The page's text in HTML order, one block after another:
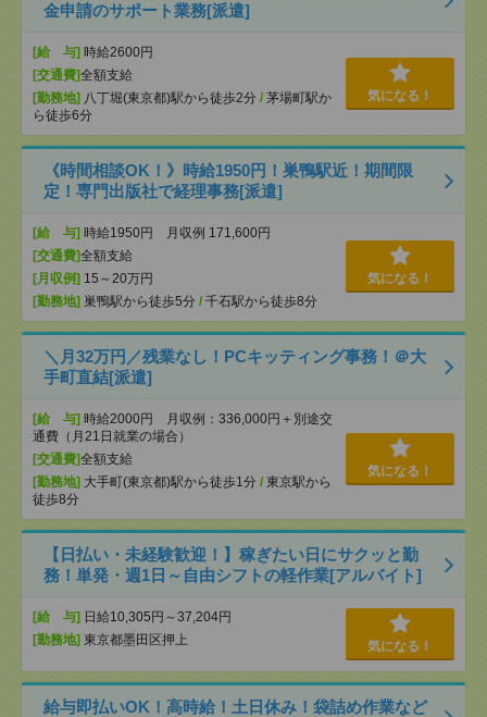
金申請のサポート業務[派遣]
[給 与] 時給2600円
[交通費]全額支給
[勤務地] 八丁堀(東京都)駅から徒歩2分 / 茅場町駅か
ら徒歩6分
気になる！
《時間相談OK！》時給1950円！巣鴨駅近！期間限
定！専門出版社で経理事務[派遣]
[給 与] 時給1950円 月収例 171,600円
[交通費]全額支給
[月収例] 15～20万円
[勤務地] 巣鴨駅から徒歩5分 / 千石駅から徒歩8分
気になる！
＼月32万円／残業なし！PCキッティング事務！＠大
手町直結[派遣]
[給 与] 時給2000円 月収例：336,000円＋別途交
通費（月21日就業の場合）
[交通費]全額支給
[勤務地] 大手町(東京都)駅から徒歩1分 / 東京駅から
徒歩8分
気になる！
【日払い・未経験歓迎！】稼ぎたい日にサクッと勤
務！単発・週1日～自由シフトの軽作業[アルバイト]
[給 与] 日給10,305円～37,204円
[勤務地] 東京都墨田区押上 気になる！
給与即払いOK！高時給！土日休み！袋詰め作業など